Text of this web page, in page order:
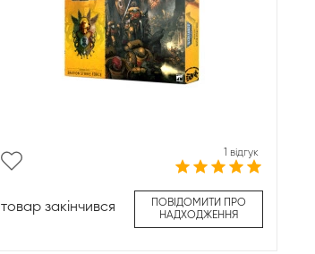
1 відгук
товар закінчився
ПОВІДОМИТИ ПРО
НАДХОДЖЕННЯ